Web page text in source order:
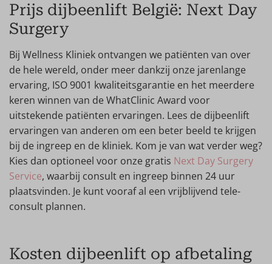
Prijs dijbeenlift België: Next Day
Surgery
Bij Wellness Kliniek ontvangen we patiënten van over
de hele wereld, onder meer dankzij onze jarenlange
ervaring, ISO 9001 kwaliteitsgarantie en het meerdere
keren winnen van de WhatClinic Award voor
uitstekende patiënten ervaringen. Lees de dijbeenlift
ervaringen van anderen om een beter beeld te krijgen
bij de ingreep en de kliniek. Kom je van wat verder weg?
Kies dan optioneel voor onze gratis Next Day Surgery
Service, waarbij consult en ingreep binnen 24 uur
plaatsvinden. Je kunt vooraf al een vrijblijvend tele-
consult plannen.
Kosten dijbeenlift op afbetaling